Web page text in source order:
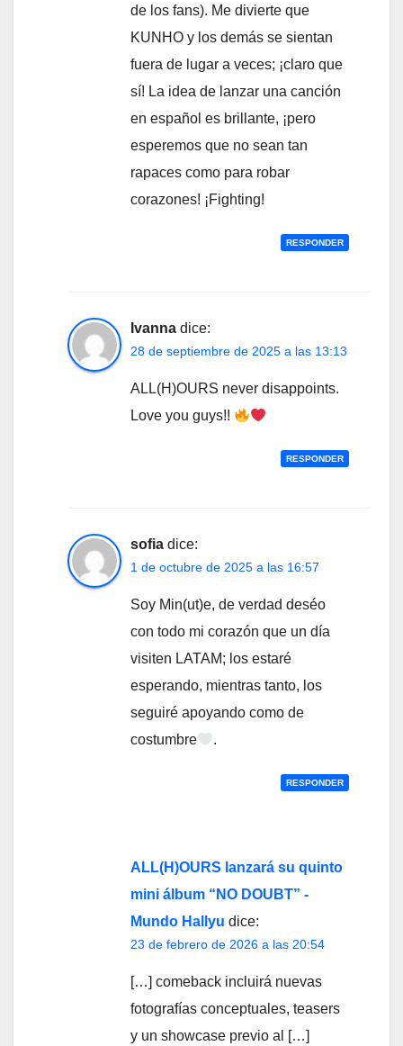
de los fans). Me divierte que
KUNHO y los demás se sientan
fuera de lugar a veces; ¡claro que
sí! La idea de lanzar una canción
en español es brillante, ¡pero
esperemos que no sean tan
rapaces como para robar
corazones! ¡Fighting!
RESPONDER
Ivanna dice:
28 de septiembre de 2025 a las 13:13
ALL(H)OURS never disappoints.
Love you guys!!
RESPONDER
sofia dice:
1 de octubre de 2025 a las 16:57
Soy Min(ut)e, de verdad deséo
con todo mi corazón que un día
visiten LATAM; los estaré
esperando, mientras tanto, los
seguiré apoyando como de
costumbre
.
RESPONDER
ALL(H)OURS lanzará su quinto
mini álbum “NO DOUBT” -
Mundo Hallyu dice:
23 de febrero de 2026 a las 20:54
[…] comeback incluirá nuevas
fotografías conceptuales, teasers
y un showcase previo al […]